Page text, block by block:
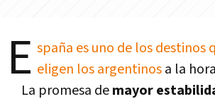
E spaña es uno de los destinos
eligen losargentinosa la
La promesa demayor